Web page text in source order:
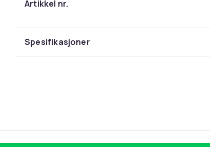
Artikkel nr.
Spesifikasjoner